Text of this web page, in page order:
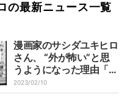
の最新ニュース一覧
漫画家のサシダユキヒロ
さん、 “外が怖い”と思
うようになった理由「怖
くて怖くて仕方がなかっ
た」
2023/02/10